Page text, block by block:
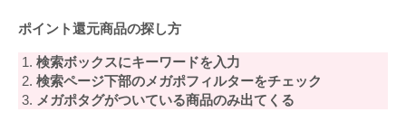
ポイント還元商品の探し方
検索ボックスにキーワードを入力
検索ページ下部のメガポフィルターをチェック
メガポタグがついている商品のみ出てくる